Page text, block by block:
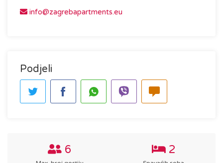
info@zagrebapartments.eu
Podjeli
6 2